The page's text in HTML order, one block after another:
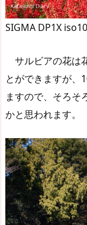
SIGMA DP1X
サルビアの花は
とができますが、
ますので、そろそ
かと思われます。